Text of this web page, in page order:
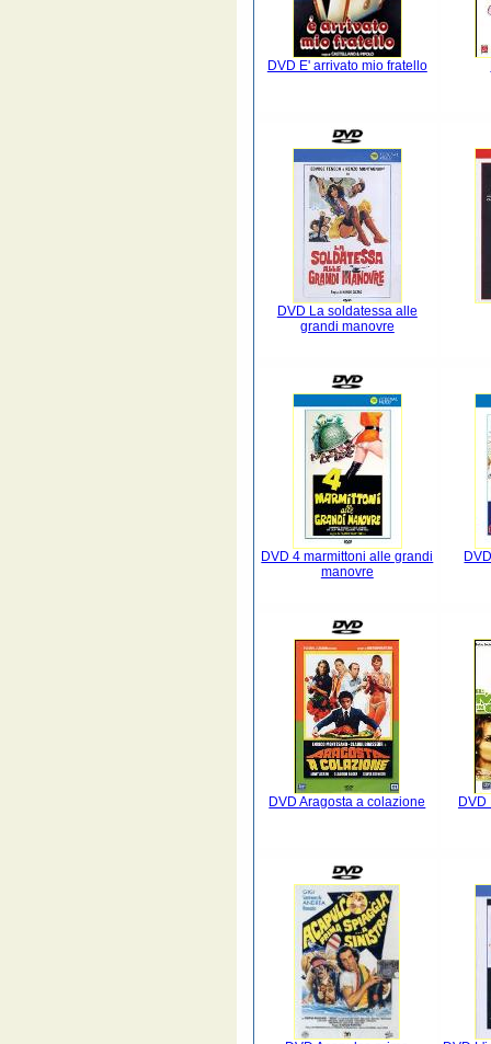
DVD E' arrivato mio fratello
DVD La soldatessa alle
grandi manovre
DVD 4 marmittoni alle grandi
manovre
DVD Aragosta a colazione DVD